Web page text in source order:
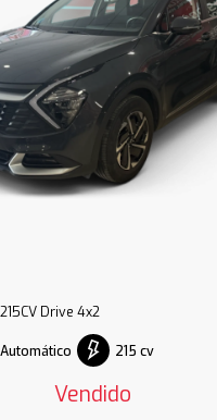
Drive 4x2
Automático 215 cv
Vendido